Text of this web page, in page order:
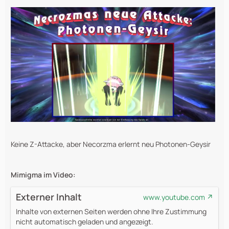
Keine Z-Attacke, aber Necorzma erlernt neu Photonen-Geysir
Mimigma im Video:
Externer Inhalt
www.youtube.com
Inhalte von externen Seiten werden ohne Ihre Zustimmung
nicht automatisch geladen und angezeigt.